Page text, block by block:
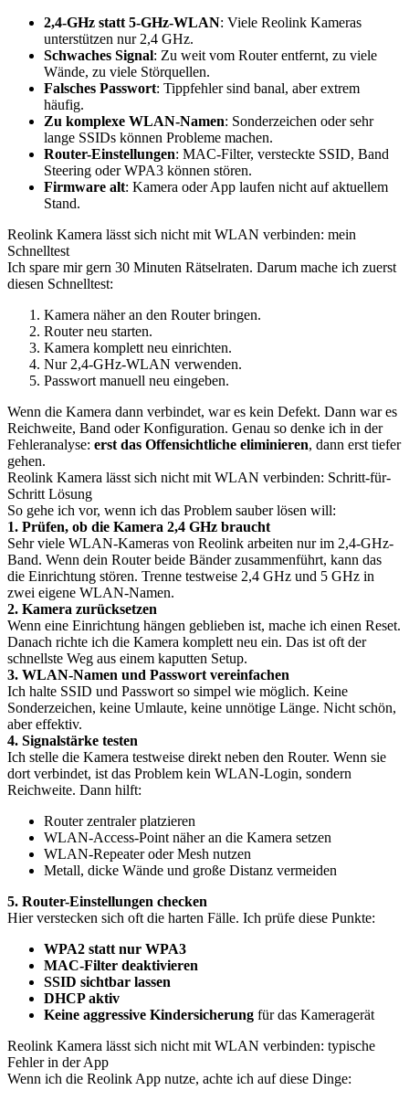
2,4-GHz statt 5-GHz-WLAN: Viele Reolink Kameras
unterstützen nur 2,4 GHz.
Schwaches Signal: Zu weit vom Router entfernt, zu viele
Wände, zu viele Störquellen.
Falsches Passwort: Tippfehler sind banal, aber extrem
häufig.
Zu komplexe WLAN-Namen: Sonderzeichen oder sehr
lange SSIDs können Probleme machen.
Router-Einstellungen: MAC-Filter, versteckte SSID, Band
Steering oder WPA3 können stören.
Firmware alt: Kamera oder App laufen nicht auf aktuellem
Stand.
Reolink Kamera lässt sich nicht mit WLAN verbinden: mein
Schnelltest
Ich spare mir gern 30 Minuten Rätselraten. Darum mache ich zuerst
diesen Schnelltest:
Kamera näher an den Router bringen.
Router neu starten.
Kamera komplett neu einrichten.
Nur 2,4-GHz-WLAN verwenden.
Passwort manuell neu eingeben.
Wenn die Kamera dann verbindet, war es kein Defekt. Dann war es
Reichweite, Band oder Konfiguration. Genau so denke ich in der
Fehleranalyse: erst das Offensichtliche eliminieren, dann erst tiefer
gehen.
Reolink Kamera lässt sich nicht mit WLAN verbinden: Schritt-für-
Schritt Lösung
So gehe ich vor, wenn ich das Problem sauber lösen will:
1. Prüfen, ob die Kamera 2,4 GHz braucht
Sehr viele WLAN-Kameras von Reolink arbeiten nur im 2,4-GHz-
Band. Wenn dein Router beide Bänder zusammenführt, kann das
die Einrichtung stören. Trenne testweise 2,4 GHz und 5 GHz in
zwei eigene WLAN-Namen.
2. Kamera zurücksetzen
Wenn eine Einrichtung hängen geblieben ist, mache ich einen Reset.
Danach richte ich die Kamera komplett neu ein. Das ist oft der
schnellste Weg aus einem kaputten Setup.
3. WLAN-Namen und Passwort vereinfachen
Ich halte SSID und Passwort so simpel wie möglich. Keine
Sonderzeichen, keine Umlaute, keine unnötige Länge. Nicht schön,
aber effektiv.
4. Signalstärke testen
Ich stelle die Kamera testweise direkt neben den Router. Wenn sie
dort verbindet, ist das Problem kein WLAN-Login, sondern
Reichweite. Dann hilft:
Router zentraler platzieren
WLAN-Access-Point näher an die Kamera setzen
WLAN-Repeater oder Mesh nutzen
Metall, dicke Wände und große Distanz vermeiden
5. Router-Einstellungen checken
Hier verstecken sich oft die harten Fälle. Ich prüfe diese Punkte:
WPA2 statt nur WPA3
MAC-Filter deaktivieren
SSID sichtbar lassen
DHCP aktiv
Keine aggressive Kindersicherung für das Kameragerät
Reolink Kamera lässt sich nicht mit WLAN verbinden: typische
Fehler in der App
Wenn ich die Reolink App nutze, achte ich auf diese Dinge: